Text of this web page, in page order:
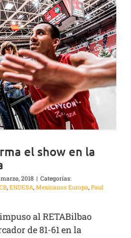
el show en la
2018 | Categorías:
,ENDESA,Mexicanos Europa,Paul
al RETABilbao
de 81-61 en la